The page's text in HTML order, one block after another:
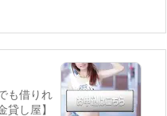
も借りれ
貸し屋】